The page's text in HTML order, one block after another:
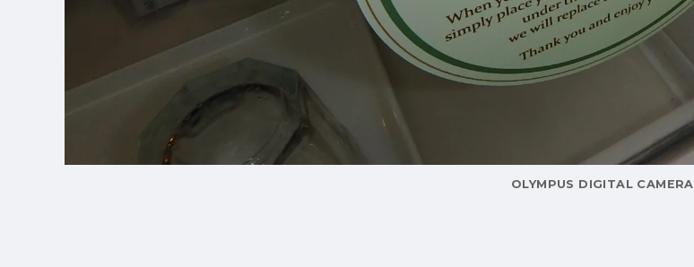
OLYMPUS DIGITAL CAMERA